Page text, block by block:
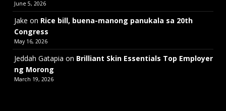
June 5, 2026
Jake on Rice bill, buena-manong panukala sa 20th
Congress
May 16, 2026
Jeddah Gatapia on Brilliant Skin Essentials Top Employer
ng Morong
March 19, 2026